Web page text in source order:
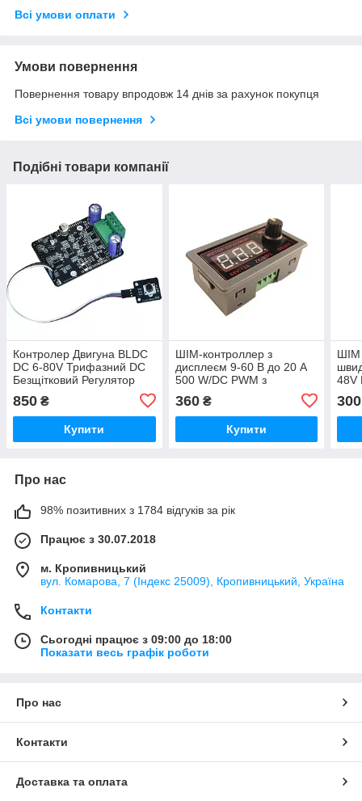
Всі умови оплати
Умови повернення
Повернення товару впродовж 14 днів за рахунок покупця
Всі умови повернення
Подібні товари компанії
Контролер Двигуна BLDC
DC 6-80V Трифазний DC
Безщітковий Регулятор
850 ₴
Купити
ШІМ-контроллер з
дисплеєм 9-60 В до 20 А
500 W/DC PWM з
енкодером 1-99 кГц PWM
ZK-BMG
360₴
Купити
ШІМ
48V
300
Про нас
98% позитивних з 1784 відгуків за рік
Працює з 30.07.2018
м. Кропивницький
вул. Комарова, 7 (Індекс 25009), Кропивницький, Україна
Контакти
Сьогодні працює з 09:00 до 18:00
Показати весь графік роботи
Про нас
Контакти
Доставка та оплата